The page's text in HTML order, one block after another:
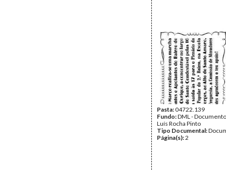
Pasta:04722.139
Fundo:DML -
Luís Rocha Pinto
Tipo Documental:
Página(s):2